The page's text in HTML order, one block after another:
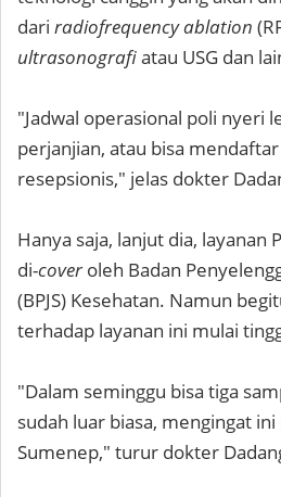
dari radiofrequency ablation
ultrasonografiatau USG dan
"Jadwal operasional poli nyeri
perjanjian, atau bisa
resepsionis," jelas dokter
Hanya saja, lanjut dia, layanan
di-coveroleh Badan
(BPJS) Kesehatan. Namun
terhadap layanan ini mulai
"Dalam seminggu bisa tiga
sudah luar biasa, mengingat ini
Sumenep," turur dokter